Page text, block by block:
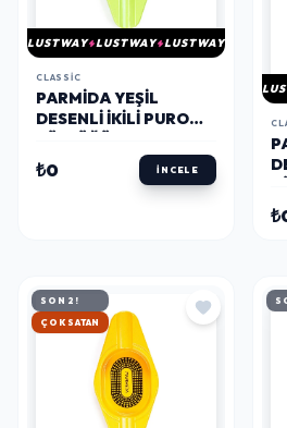
LUSTWAY LUSTWAY LUSTWAY
CLASSIC
PARMIDA YEŞIL
DESENLI İKILI PURO
PARMIDA
₺0 İNCELE
SON 2!
HIZLI KARGO